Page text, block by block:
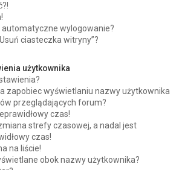
automatyczne wylogowanie?
ciasteczka witryny”?
użytkownika
zapobiec wyświetlaniu nazwy użytkownika
przeglądających forum?
czas!
strefy czasowej, a nadal jest
czas!
na liście!
obok nazwy użytkownika?